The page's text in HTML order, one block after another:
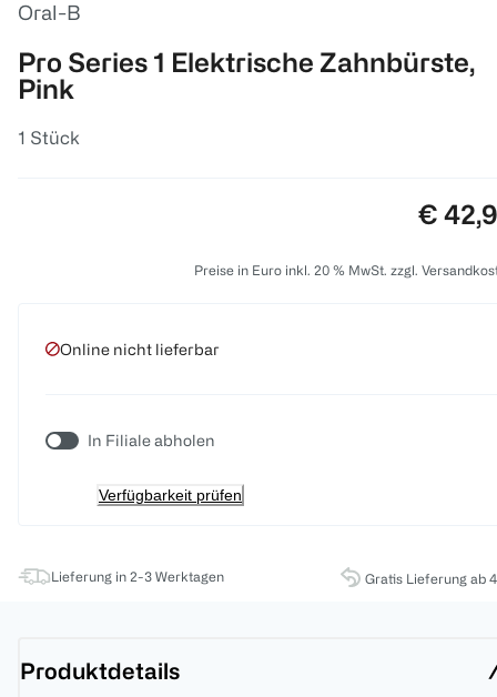
Oral-B
Pro Series 1 Elektrische Zahnbürste,
Pink
1 Stück
Preis:
€
Preise in Euro inkl. 20 % MwSt. zzgl.
Online nicht lieferbar
In Filiale abholen
Verfügbarkeit prüfen
Lieferung in 2-3 Werktagen Gratis Lieferung ab
Produktdetails